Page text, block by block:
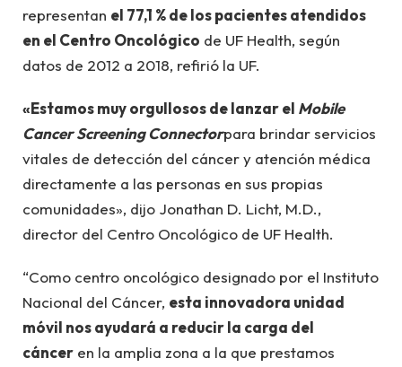
representan el 77,1 % de los pacientes atendidos
en el Centro Oncológico de UF Health, según
datos de 2012 a 2018, refirió la UF.
«Estamos muy orgullosos de lanzar el Mobile
Cancer Screening Connectorpara brindar servicios
vitales de detección del cáncer y atención médica
directamente a las personas en sus propias
comunidades», dijo Jonathan D. Licht, M.D.,
director del Centro Oncológico de UF Health.
“Como centro oncológico designado por el Instituto
Nacional del Cáncer, esta innovadora unidad
móvil nos ayudará a reducir la carga del
cáncer en la amplia zona a la que prestamos